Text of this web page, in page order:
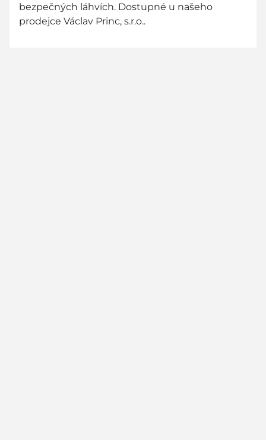
bezpečných láhvích. Dostupné u našeho
prodejce Václav Princ, s.r.o..